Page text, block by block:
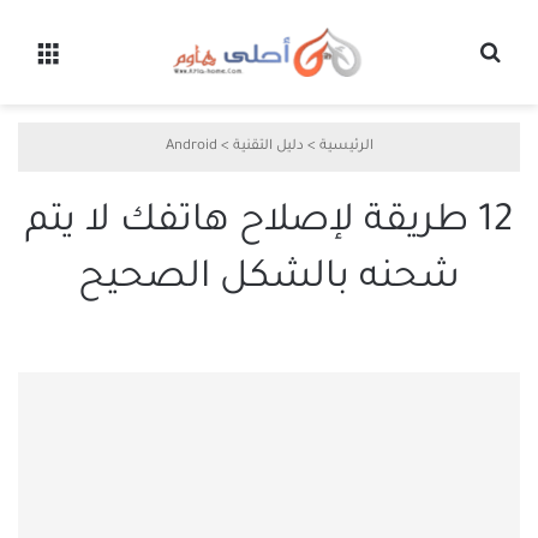
الرئيسية > دليل التقنية >
Android
12 طريقة لإصلاح هاتفك لا يتم
شحنه بالشكل الصحيح